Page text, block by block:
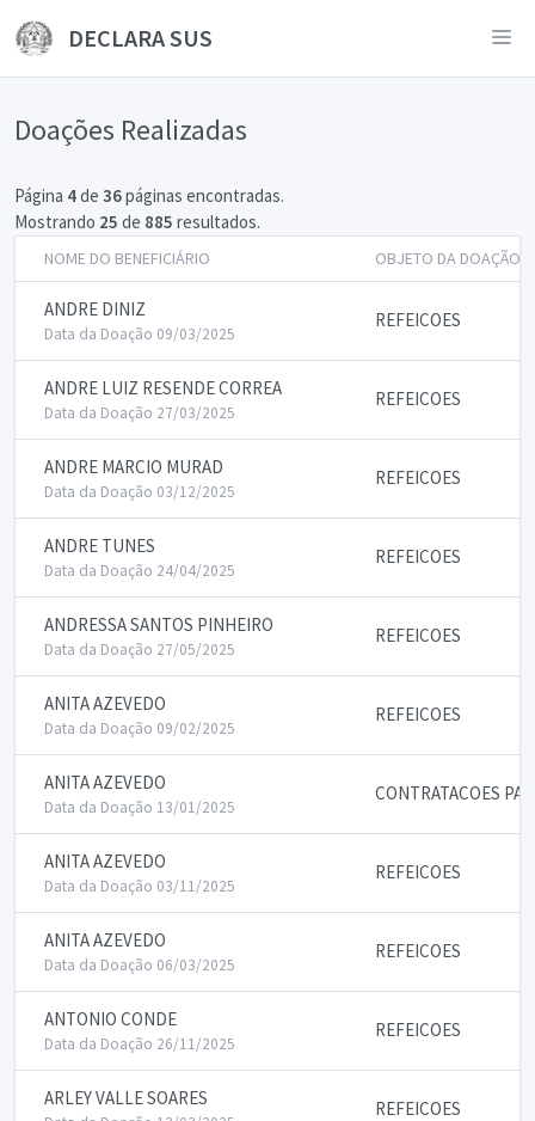
DECLARA SUS
Doações Realizadas
Página 4de 36páginas encontradas.
Mostrando 25 de 885 resultados.
NOME DO BENEFICIÁRIO OBJETO DA DOAÇÃO
ANDRE DINIZ
Data da Doação 09/03/2025
REFEICOES
ANDRE LUIZ RESENDE CORREA
Data da Doação 27/03/2025
REFEICOES
ANDRE MARCIO MURAD
Data da Doação 03/12/2025
REFEICOES
ANDRE TUNES
Data da Doação 24/04/2025
REFEICOES
ANDRESSA SANTOS PINHEIRO
Data da Doação 27/05/2025
REFEICOES
ANITA AZEVEDO
Data da Doação 09/02/2025
REFEICOES
ANITA AZEVEDO
Data da Doação 13/01/2025
CONTRATACOES
ANITA AZEVEDO
Data da Doação 03/11/2025
REFEICOES
ANITA AZEVEDO
Data da Doação 06/03/2025
REFEICOES
ANTONIO CONDE
Data da Doação 26/11/2025
REFEICOES
ARLEY VALLE SOARES REFEICOES